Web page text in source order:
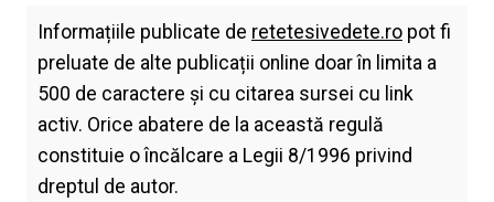
Informațiile publicate de retetesivedete.ropot fi
preluate de alte publicații online doar în limita a
500 de caractere și cu citarea sursei cu link
activ. Orice abatere de la această regulă
constituie o încălcare a Legii 8/1996 privind
dreptul de autor.